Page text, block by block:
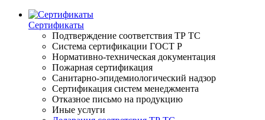
Сертификаты
Подтверждение соответствия ТР ТС
Система сертификации ГОСТ Р
Нормативно-техническая документация
Пожарная сертификация
Санитарно-эпидемиологический надзор
Сертификация систем менеджмента
Отказное письмо на продукцию
Иные услуги